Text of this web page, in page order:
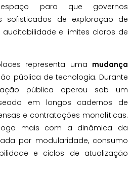
para que governos
sofisticados de exploração de
e limites claros de
representa uma mudança
pública de tecnologia. Durante
pública operou sob um
em longos cadernos de
e contratações monolíticas.
mais com a dinâmica da
por modularidade, consumo
e ciclos de atualização